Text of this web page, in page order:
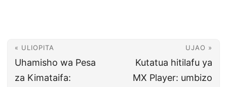
« ULIOPITA
Uhamisho wa Pesa
za Kimataifa:
UJAO »
Kutatua hitilafu ya
MX Player: umbizo